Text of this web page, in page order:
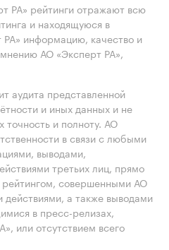
РА» рейтинги отражают всю
и находящуюся в
информацию, качество и
АО «Эксперт РА»,
аудита представленной
и иных данных и не
точность и полноту. АО
в связи с любыми
выводами,
третьих лиц, прямо
рейтингом, совершенными АО
действиями, а также выводами
в пресс-релизах,
или отсутствием всего